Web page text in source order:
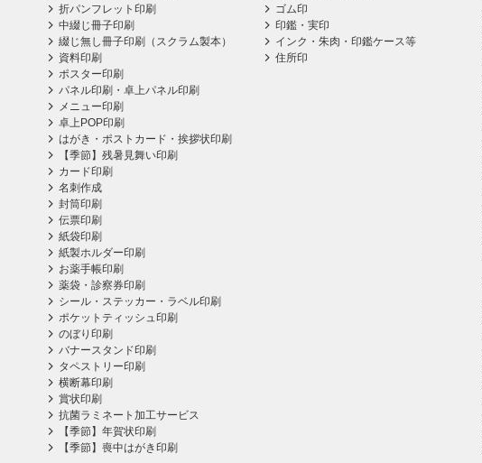
折パンフレット印刷
中綴じ冊子印刷
綴じ無し冊子印刷（スクラム製本）
資料印刷
ポスター印刷
パネル印刷・卓上パネル印刷
メニュー印刷
卓上POP印刷
はがき・ポストカード・挨拶状印刷
【季節】残暑見舞い印刷
カード印刷
名刺作成
封筒印刷
伝票印刷
紙袋印刷
紙製ホルダー印刷
お薬手帳印刷
薬袋・診察券印刷
シール・ステッカー・ラベル印刷
ポケットティッシュ印刷
のぼり印刷
バナースタンド印刷
タペストリー印刷
横断幕印刷
賞状印刷
抗菌ラミネート加工サービス
【季節】年賀状印刷
【季節】喪中はがき印刷
ゴム印
印鑑・実印
インク・朱肉・印鑑ケース等
住所印